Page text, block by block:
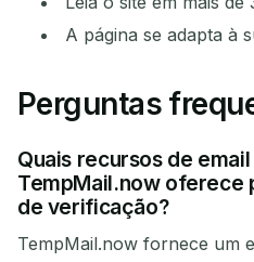
A página se adapta à
Perguntas
Quais recursos de
TempMail.now oferece
de verificação?
TempMail.now fornece um